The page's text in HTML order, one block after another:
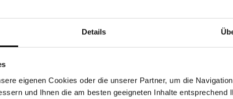
Details
eigenen Cookies oder die unserer Partner, um die
und Ihnen die am besten geeigneten Inhalte entsprechend